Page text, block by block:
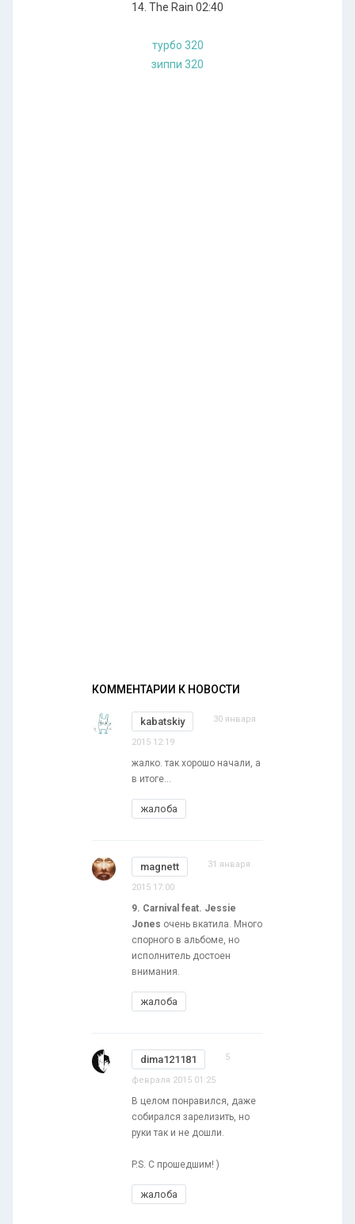
14. The Rain 02:40
турбо 320
зиппи 320
КОММЕНТАРИИ К НОВОСТИ
kabatskiy 30 января
2015 12:19
жалко. так хорошо начали, а
в итоге...
жалоба
magnett 31 января
2015 17:00
9. Carnival feat. Jessie
Jones очень вкатила. Много
спорного в альбоме, но
исполнитель достоен
внимания.
жалоба
dima121181 5
февраля 2015 01:25
В целом понравился, даже
собирался зарелизить, но
руки так и не дошли.
P.S. С прошедшим! )
жалоба